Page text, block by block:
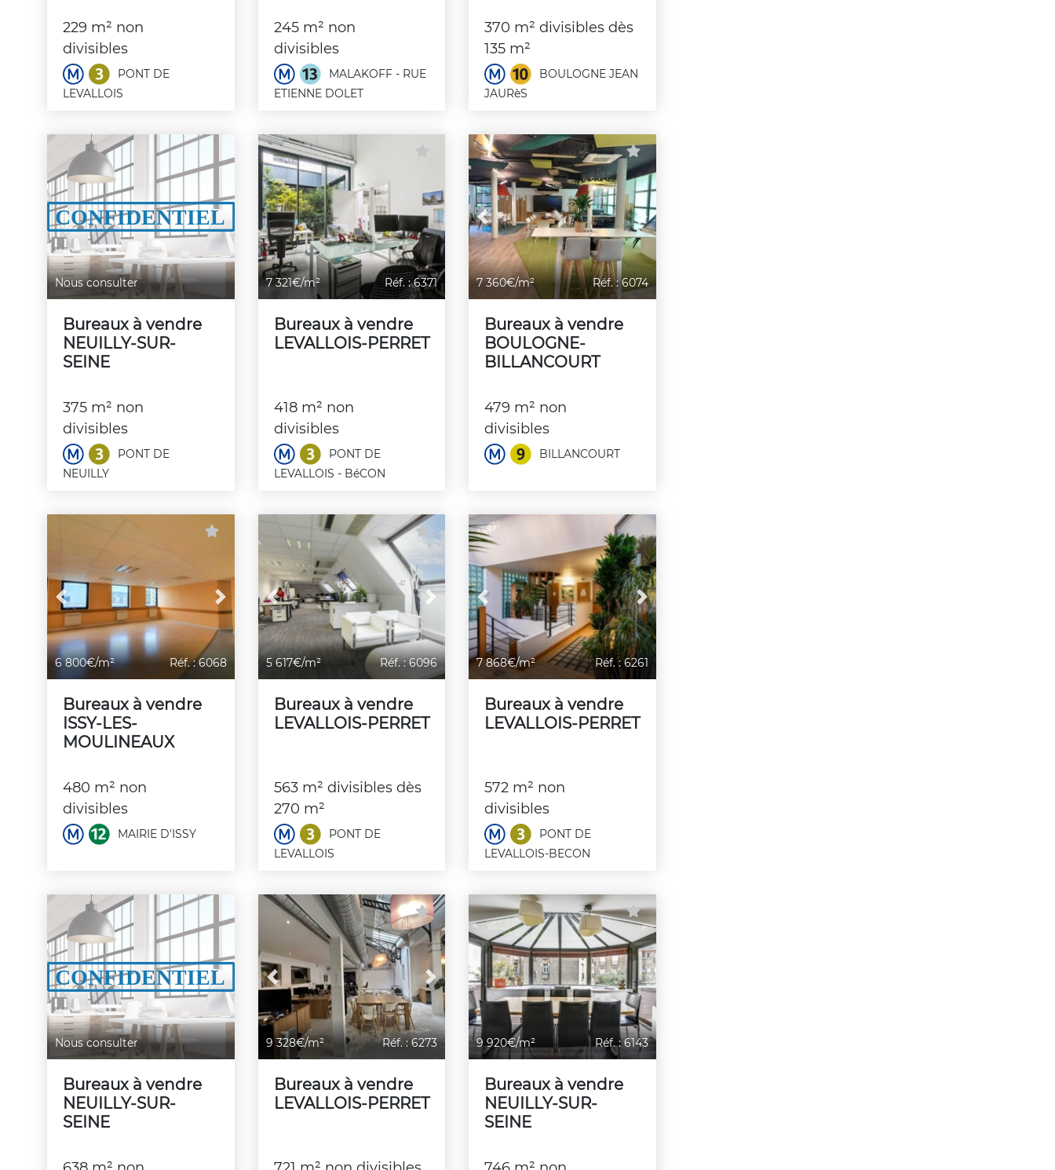
229 m² non
divisibles
PONT DE
LEVALLOIS
245 m² non
divisibles
MALAKOFF - RUE
ETIENNE DOLET
370 m² divisibles dès
135 m²
BOULOGNE JEAN
JAURèS
Nous consulter
Bureaux à vendre
NEUILLY-SUR-
SEINE
375 m² non
divisibles
PONT DE
NEUILLY
7 321€/m² Réf. : 6371
Bureaux à vendre
LEVALLOIS-PERRET
418 m² non
divisibles
PONT DE
LEVALLOIS - BéCON
Previous Next
7 360€/m² Réf. : 6074
Bureaux à vendre
BOULOGNE-
BILLANCOURT
479 m² non
divisibles
BILLANCOURT
Previous Next
6 800€/m² Réf. : 6068
Bureaux à vendre
ISSY-LES-
MOULINEAUX
480 m² non
divisibles
MAIRIE D'ISSY
Previous Next
5 617€/m² Réf. : 6096
Bureaux à vendre
LEVALLOIS-PERRET
563 m² divisibles dès
270 m²
PONT DE
LEVALLOIS
Previous Next
7 868€/m² Réf. : 6261
Bureaux à vendre
LEVALLOIS-PERRET
572 m² non
divisibles
PONT DE
LEVALLOIS-BECON
Nous consulter
Bureaux à vendre
NEUILLY-SUR-
SEINE
Previous Next
9 328€/m² Réf. : 6273
Bureaux à vendre
LEVALLOIS-PERRET
9 920€/m² Réf. : 6143
Bureaux à vendre
NEUILLY-SUR-
SEINE